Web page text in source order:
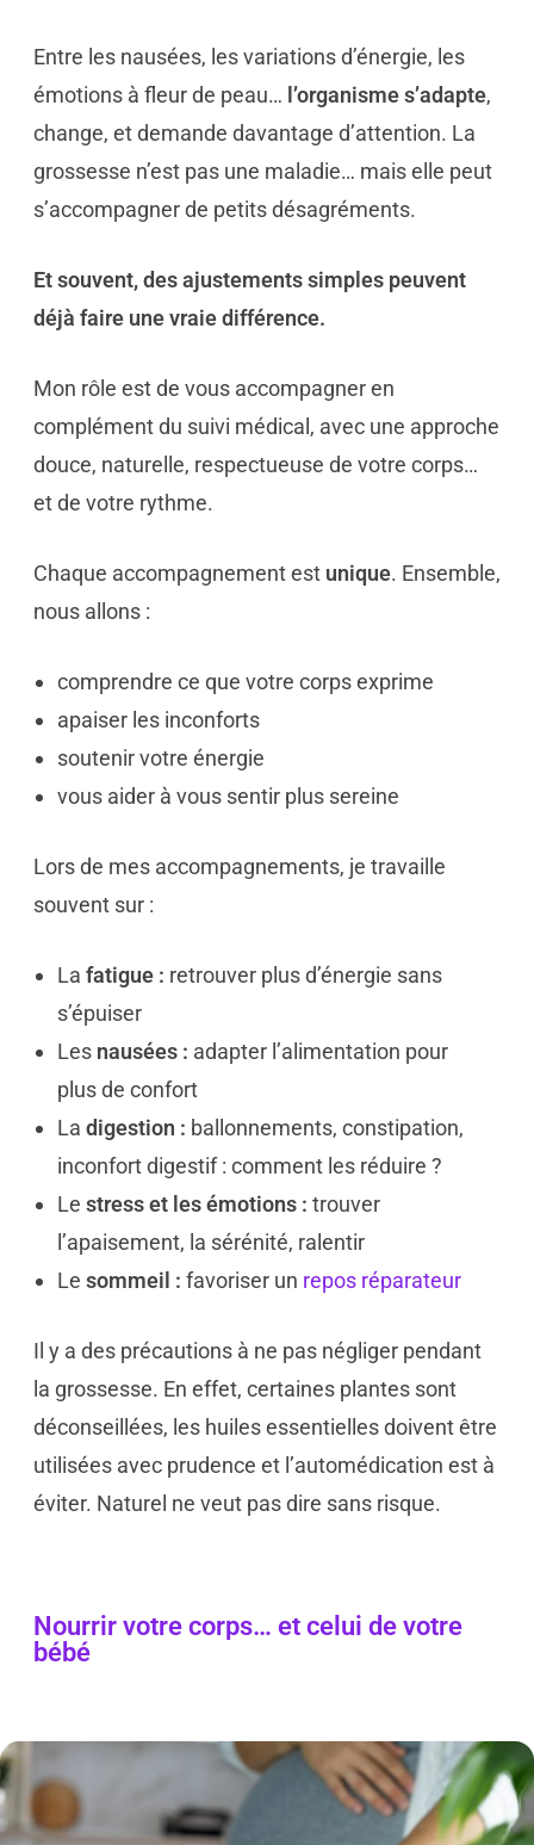
Entre les nausées, les variations d’énergie, les
émotions à fleur de peau… l’organisme s’adapte,
change, et demande davantage d’attention. La
grossesse n’est pas une maladie… mais elle peut
s’accompagner de petits désagréments.
Et souvent, des ajustements simples peuvent
déjà faire une vraie différence.
Mon rôle est de vous accompagner en
complément du suivi médical, avec une approche
douce, naturelle, respectueuse de votre corps…
et de votre rythme.
Chaque accompagnement est unique. Ensemble,
nous allons :
comprendre ce que votre corps exprime
apaiser les inconforts
soutenir votre énergie
vous aider à vous sentir plus sereine
Lors de mes accompagnements, je travaille
souvent sur :
La fatigue : retrouver plus d’énergie sans
s’épuiser
Les nausées : adapter l’alimentation pour
plus de confort
La digestion : ballonnements, constipation,
inconfort digestif : comment les réduire ?
Le stress et les émotions : trouver
l’apaisement, la sérénité, ralentir
Le sommeil : favoriser un repos réparateur
Il y a des précautions à ne pas négliger pendant
la grossesse. En effet, certaines plantes sont
déconseillées, les huiles essentielles doivent être
utilisées avec prudence et l’automédication est à
éviter. Naturel ne veut pas dire sans risque.
Nourrir votre corps… et celui de votre
bébé